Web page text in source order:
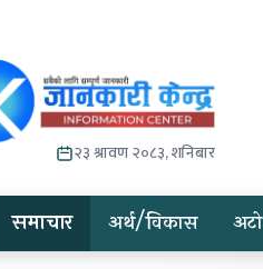
२३ श्रावण २०८३, शनिबार
समाचार अर्थ/विकास